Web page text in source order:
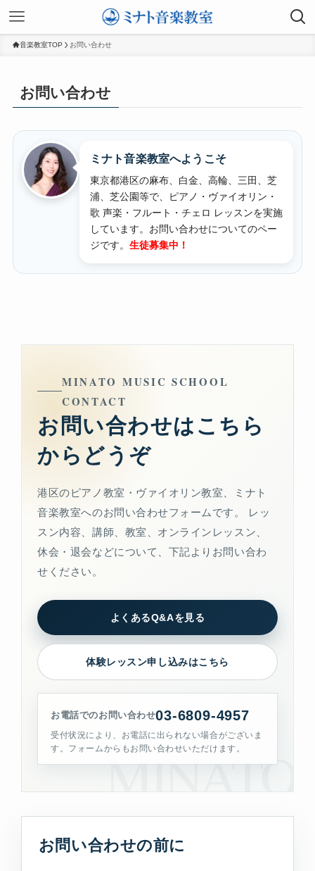
音楽教室TOP お問い合わせ
お問い合わせ
ミナト音楽教室へようこそ
東京都港区の麻布、白金、高輪、三田、芝
浦、芝公園等で、ピアノ・ヴァイオリン・
歌 声楽・フルート・チェロ レッスンを実施
しています。 お問い合わせについてのペー
ジです。 生徒募集中！
MINATO MUSIC SCHOOL
CONTACT
お問い合わせはこちら
からどうぞ
港区のピアノ教室・ヴァイオリン教室、ミナト
音楽教室へのお問い合わせフォームです。 レッ
スン内容、講師、教室、オンラインレッスン、
休会・退会などについて、下記よりお問い合わ
せください。
よくあるQ&Aを見る
体験レッスン申し込みはこちら
お電話でのお問い合わせ03-6809-4957
受付状況により、お電話に出られない場合がございま
す。フォームからもお問い合わせいただけます。
お問い合わせの前に